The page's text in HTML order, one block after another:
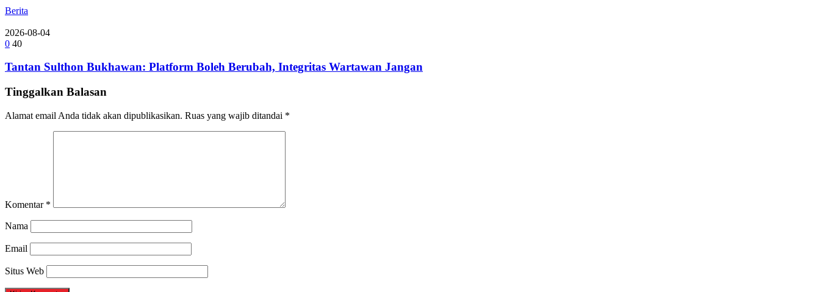
Berita
2026-08-04
0 40
Tantan Sulthon Bukhawan: Platform Boleh Berubah, Integritas Wartawan Jangan
Tinggalkan Balasan
Alamat email Anda tidak akan dipublikasikan. Ruas yang wajib ditandai *
Komentar *
Nama
Email
Situs Web